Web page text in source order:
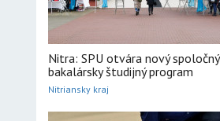
Nitra: SPU otvára nový spoločný
bakalársky študijný program
Nitriansky kraj